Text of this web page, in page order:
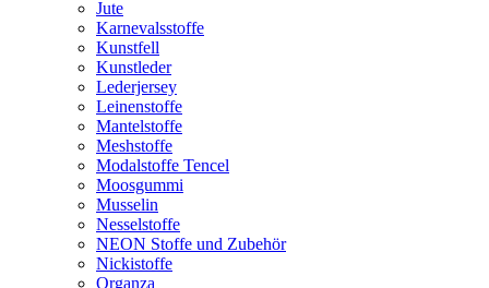
Jute
Karnevalsstoffe
Kunstfell
Kunstleder
Lederjersey
Leinenstoffe
Mantelstoffe
Meshstoffe
Modalstoffe Tencel
Moosgummi
Musselin
Nesselstoffe
NEON Stoffe und Zubehör
Nickistoffe
Organza